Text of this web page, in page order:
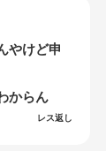
やけど申
からん
レス返し